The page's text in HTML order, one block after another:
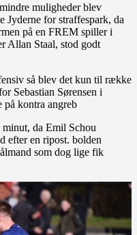
muligheder blev
Jyderne for straffespark, da
på en FREM spiller i
Allan Staal, stod godt
så blev det kun til række
Sebastian Sørensen i
på kontra angreb
da Emil Schou
efter en ripost. bolden
som dog lige fik